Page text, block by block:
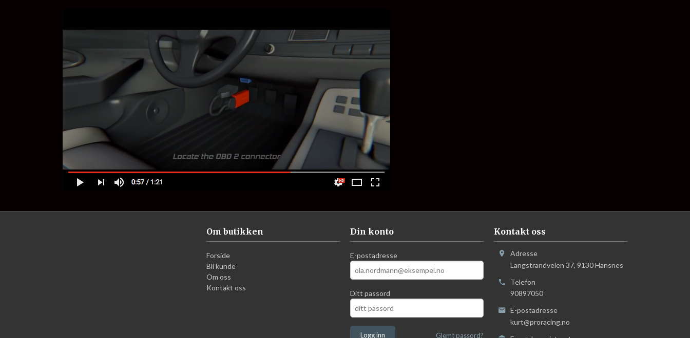
Om butikken
Forside
Bli kunde
Om oss
Kontakt oss
Din konto
E-postadresse
Ditt passord
Glemt passord?
Kontakt oss
Adresse
Langstrandveien 37, 9130Hansnes
Telefon
90897050
E-postadresse
kurt@proracing.no